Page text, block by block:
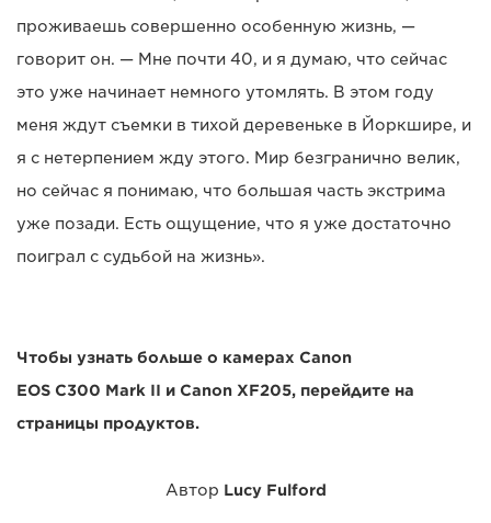
проживаешь совершенно особенную жизнь, —
говорит он. — Мне почти 40, и я думаю, что сейчас
это уже начинает немного утомлять. В этом году
меня ждут съемки в тихой деревеньке в Йоркшире, и
я с нетерпением жду этого. Мир безгранично велик,
но сейчас я понимаю, что большая часть экстрима
уже позади. Есть ощущение, что я уже достаточно
поиграл с судьбой на жизнь».
Чтобы узнать больше о камерах Canon
EOS C300 Mark II и Canon XF205, перейдите на
страницы продуктов.
Автор Lucy Fulford